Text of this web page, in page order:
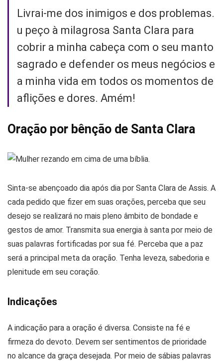
Livrai-me dos inimigos e dos problemas.
u peço à milagrosa Santa Clara para
cobrir a minha cabeça com o seu manto
sagrado e defender os meus negócios e
a minha vida em todos os momentos de
aflições e dores. Amém!
Oração por bênção de Santa Clara
Sinta-se abençoado dia após dia por Santa Clara de Assis. A
cada pedido que fizer em suas orações, perceba que seu
desejo se realizará no mais pleno âmbito de bondade e
gestos de amor. Transmita sua energia à santa por meio de
suas palavras fortificadas por sua fé. Perceba que a paz
será a principal meta da oração. Tenha leveza, sabedoria e
plenitude em seu coração.
Indicações
A indicação para a oração é diversa. Consiste na fé e
firmeza do devoto. Devem ser sentimentos de prioridade
no alcance da graça desejada. Por meio de sábias palavras